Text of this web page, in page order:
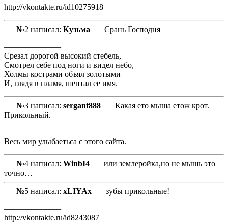
http://vkontakte.ru/id10275918
№2 написал: Кузьма
Срань Господня
———————
Срезал дорогой высокий стебель,
Смотрел себе под ноги и видел небо,
Холмы кострами объял золотыми
И, глядя в пламя, шептал ее имя.
№3 написал: sergant888
Какая ето мыша етож крот.
Прикольный.
———————
Весь мир улыбаетьса с этого сайта.
№4 написал: WinbI4
или землеройка,но не мышь это
точно…
№5 написал: xLIYAx
зубы прикольные!
———————
http://vkontakte.ru/id8243087